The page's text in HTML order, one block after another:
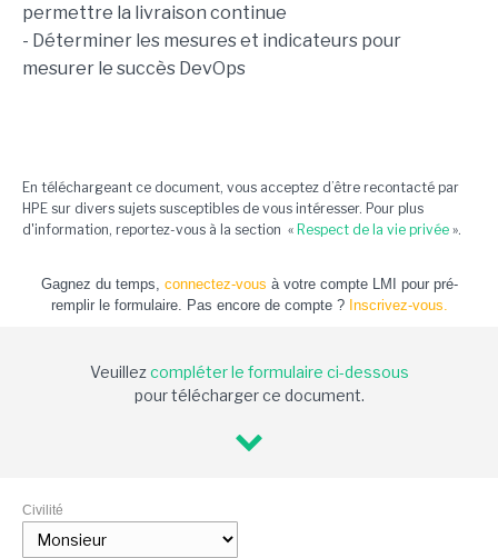
permettre la livraison continue
- Déterminer les mesures et indicateurs pour
mesurer le succès DevOps
En téléchargeant ce document, vous acceptez d’être recontacté par
HPE sur divers sujets susceptibles de vous intéresser. Pour plus
d'information, reportez-vous à la section « Respect de la vie privée ».
Gagnez du temps, connectez-vous à votre compte LMI pour pré-
remplir le formulaire. Pas encore de compte ? Inscrivez-vous.
Veuillezcompléter le formulaire ci-dessous
pour télécharger ce document.
Civilité